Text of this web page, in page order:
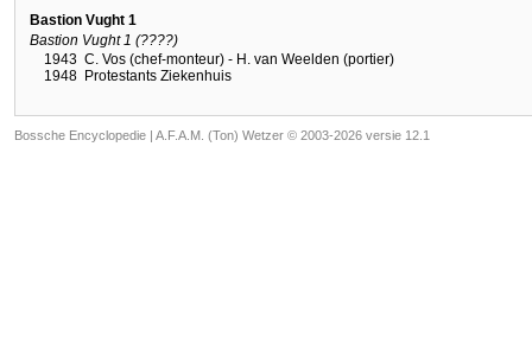
Bastion Vught 1
Bastion Vught 1 (????)
1943 C. Vos (chef-monteur) - H. van Weelden (portier)
1948 Protestants Ziekenhuis
Bossche Encyclopedie | A.F.A.M. (Ton) Wetzer © 2003-2026 versie 12.1